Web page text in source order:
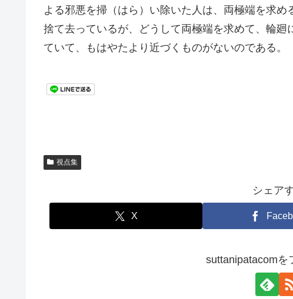
よる邪悪を掃（はら）い除いた人は、両極端を求
捨て去っているが、どうして両極端を求めて、輪
ていて、もはやたより近づくものがないのである。
視点集
シェア
X
suttanipatacomを